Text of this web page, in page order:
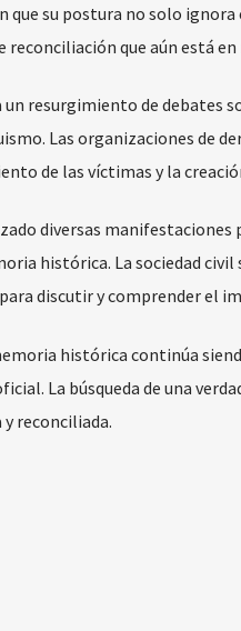
que su postura no solo
reconciliación que aún está
resurgimiento de debates
Las organizaciones de
de las víctimas y la
diversas
histórica. La sociedad
discutir y comprender el
histórica continúa
La búsqueda de una
y reconciliada.